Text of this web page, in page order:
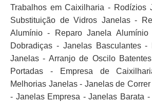
Trabalhos em Caixilharia - Rodízios
Substituição de Vidros Janelas -
Alumínio - Reparo Janela
Dobradiças - Janelas Basculantes -
Janelas - Arranjo de Oscilo
Portadas - Empresa de
Melhorias Janelas - Janelas de
- Janelas Empresa - Janelas Barata